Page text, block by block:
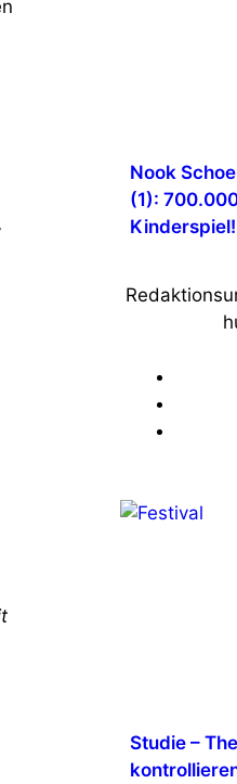
Nook
(1):
Kinderspiel!
Studie –